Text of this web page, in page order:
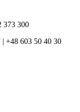
373 300
+48 603 50 40 30